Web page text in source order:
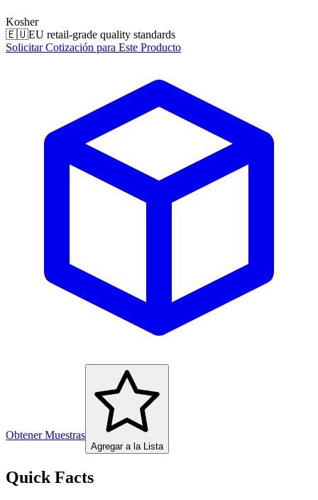
Kosher
🇪🇺EU retail-grade quality standards
Solicitar Cotización para Este Producto
Obtener Muestras
Agregar a la Lista
Quick Facts